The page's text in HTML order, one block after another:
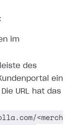
im
des
ein
URL hat das
<merch